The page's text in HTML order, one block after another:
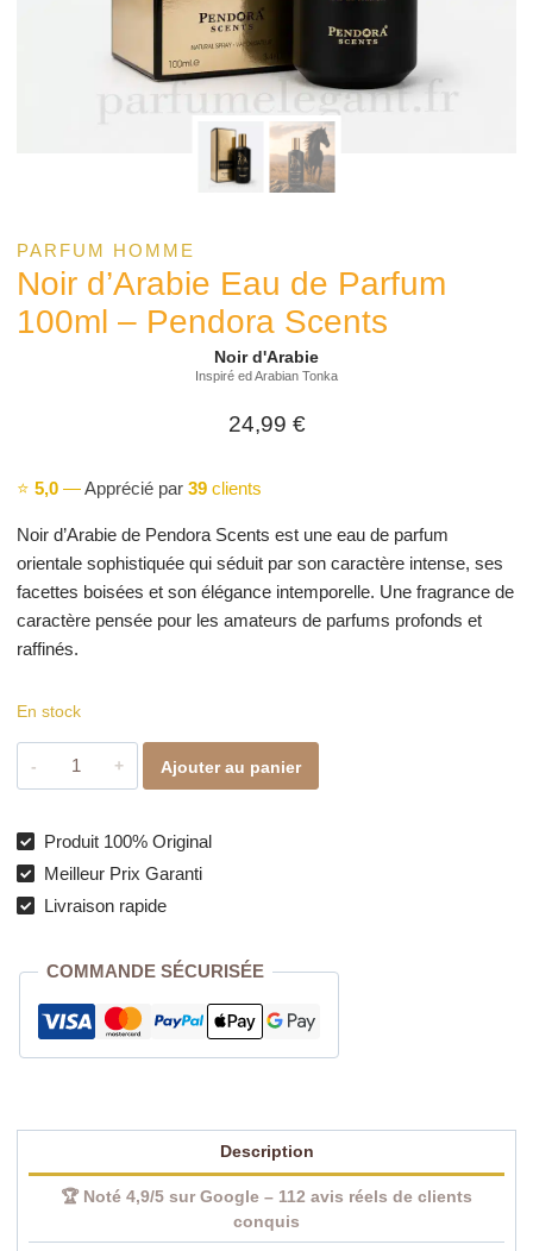
PARFUM HOMME
Noir d’Arabie Eau de Parfum
100ml – Pendora Scents
Noir d'Arabie
Inspiré ed Arabian Tonka
24,99 €
⭐ 5,0—Apprécié par 39clients
Noir d’Arabie de Pendora Scents est une eau de parfum
orientale sophistiquée qui séduit par son caractère intense, ses
facettes boisées et son élégance intemporelle. Une fragrance de
caractère pensée pour les amateurs de parfums profonds et
raffinés.
En stock
quantité
de
d’Arabie
Eau
de
–
Pendora
Scents
Ajouter au panier
Produit 100% Original
Meilleur Prix Garanti
Livraison rapide
COMMANDE SÉCURISÉE
Description
🏆 Noté 4,9/5 sur Google – 112 avis réels de clients
conquis